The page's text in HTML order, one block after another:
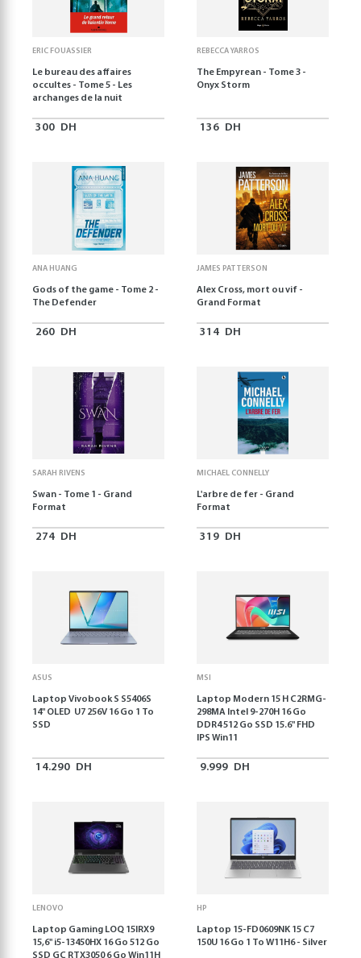
ERIC FOUASSIER
Le bureau des affaires
occultes - Tome 5 - Les
archanges de la nuit
300 DH
REBECCA YARROS
The Empyrean - Tome 3 -
Onyx Storm
136 DH
ANA HUANG
Gods of the game - Tome 2 -
The Defender
260 DH
JAMES PATTERSON
Alex Cross, mort ou vif -
Grand Format
314 DH
SARAH RIVENS
Swan - Tome 1 - Grand
Format
274 DH
MICHAEL CONNELLY
L'arbre de fer - Grand
Format
319 DH
ASUS
Laptop Vivobook S S5406S
14" OLED U7 256V 16 Go 1 To
SSD
14.290 DH
MSI
Laptop Modern 15 H C2RMG-
298MA Intel 9-270H 16 Go
DDR4 512 Go SSD 15.6" FHD
IPS Win11
9.999 DH
LENOVO
Laptop Gaming LOQ 15IRX9
15,6'' i5-13450HX 16 Go 512 Go
SSD GC RTX3050 6 Go Win11H
HP
Laptop 15-FD0609NK 15 C7
150U 16 Go 1 To W11H6 - Silver